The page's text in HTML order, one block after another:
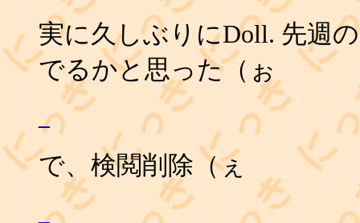
実に久しぶりにDoll. 先週
でるかと思った（ぉ
_
で、検閲削除（ぇ
_